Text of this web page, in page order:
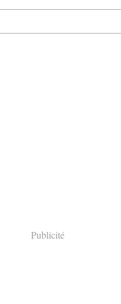
Publicité